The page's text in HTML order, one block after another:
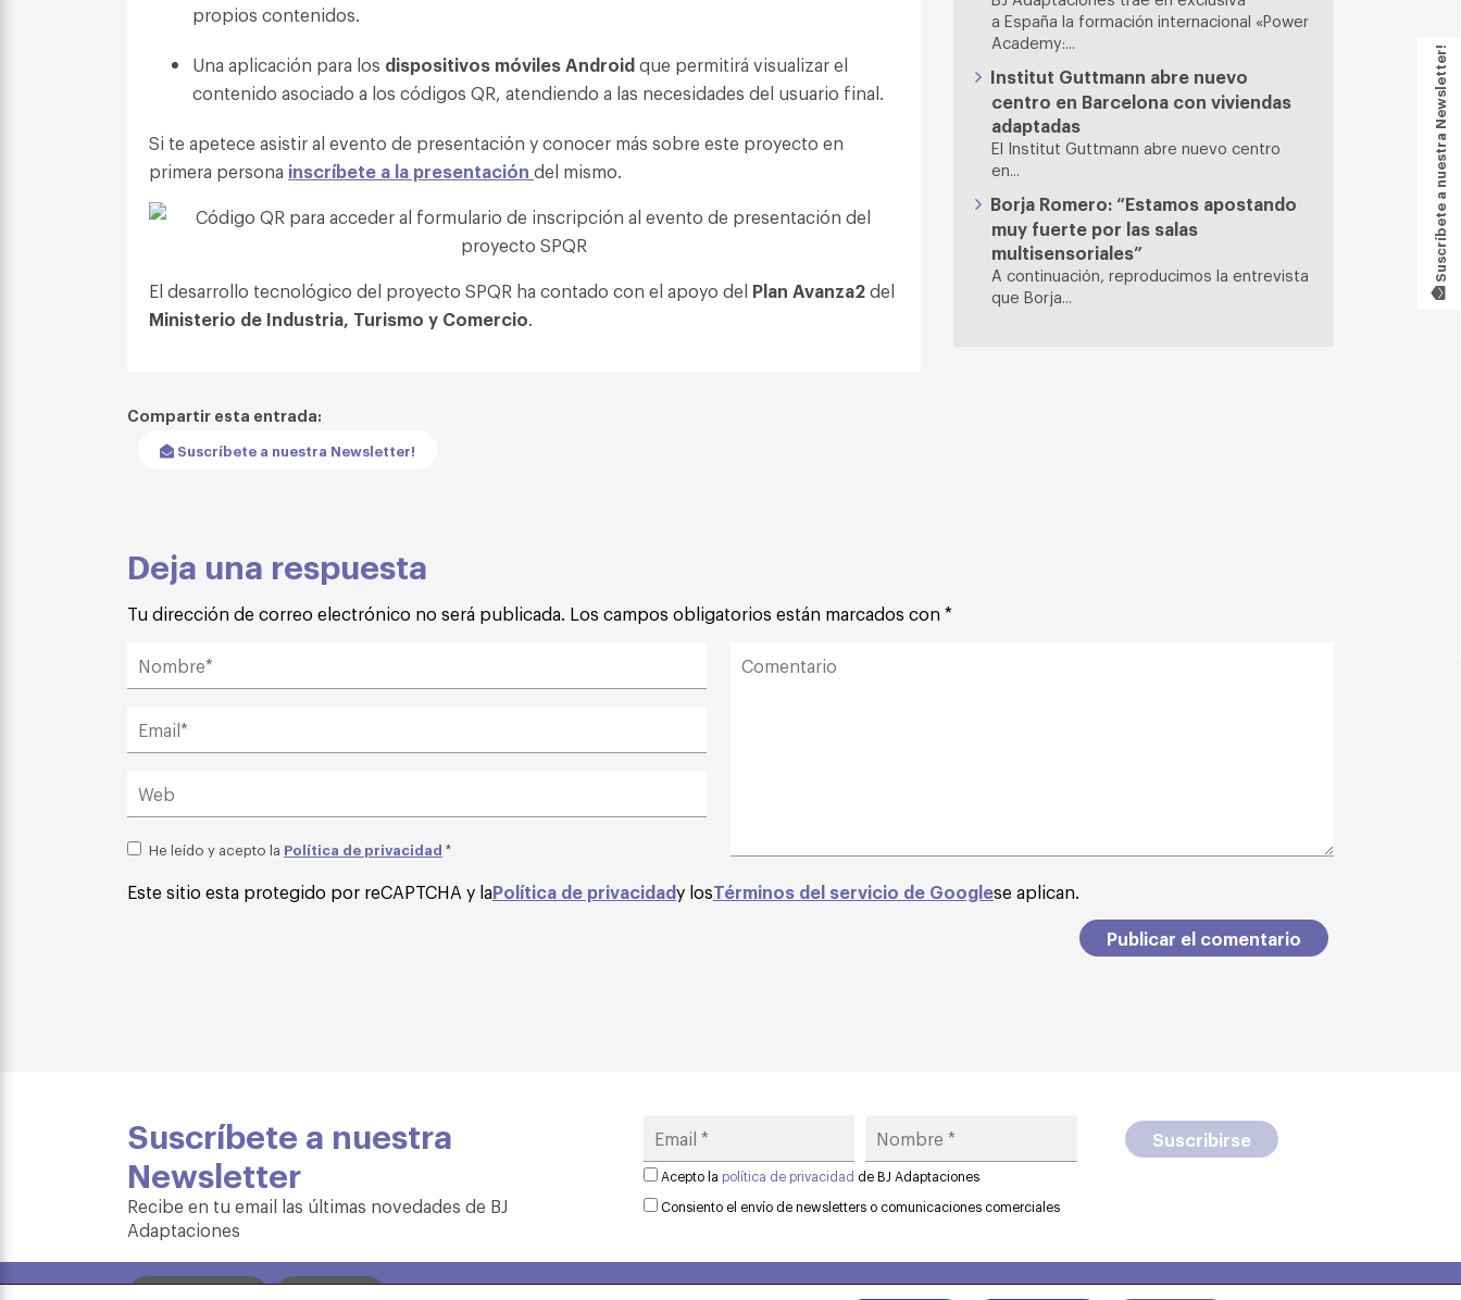
Suscríbete a nuestra Newsletter!
propios contenidos.
Una aplicación para los dispositivos móviles Androidque permitirá visualizar el
contenido asociado a los códigos QR, atendiendo a las necesidades del usuario final.
Si te apetece asistir al evento de presentación y conocer más sobre este proyecto en
primera persona inscríbete a la presentación del mismo.
El desarrollo tecnológico del proyecto SPQR ha contado con el apoyo del Plan Avanza2del
Ministerio de Industria, Turismo y Comercio.
a España la formación internacional «Power
Academy:...
Institut Guttmann abre nuevo
centro en Barcelona con viviendas
adaptadas
El Institut Guttmann abre nuevo centro
en...
Borja Romero: “Estamos apostando
muy fuerte por las salas
multisensoriales”
A continuación, reproducimos la entrevista
que Borja...
Compartir esta entrada:
Suscríbete a nuestra Newsletter!
Deja una respuesta
Tu dirección de correo electrónico no será publicada. Los campos obligatorios están marcados con *
He leído y acepto la Política de privacidad *
Este sitio esta protegido por reCAPTCHA y laPolítica de privacidady losTérminos del servicio de Googlese aplican.
Suscríbete a nuestra
Newsletter
Recibe en tu email las últimas novedades de BJ
Adaptaciones
Acepto la política de privacidad de BJ Adaptaciones
Consiento el envío de newsletters o comunicaciones comerciales